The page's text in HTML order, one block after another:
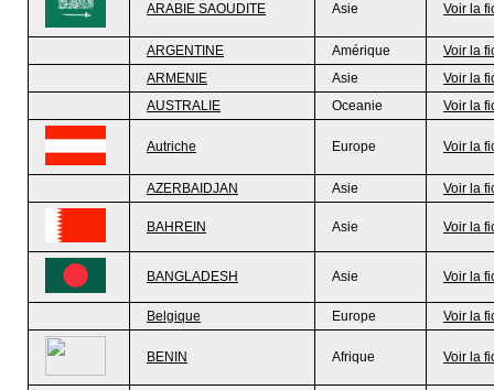
ARABIE SAOUDITE Asie Voir la
ARGENTINE Amérique
Voir la
ARMENIE
Asie
Voir la
AUSTRALIE
Oceanie Voir la
Autriche Europe Voir la
AZERBAIDJAN Asie Voir la
BAHREIN Asie Voir la
BANGLADESH Asie Voir la
Belgique Europe Voir la
BENIN Afrique Voir la